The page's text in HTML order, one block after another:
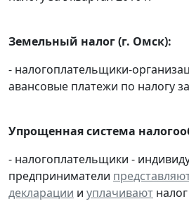
Земельный налог (г. Омск):
- налогоплательщики-
авансовые платежи по налогу
Упрощенная система
- налогоплательщики -
предприниматели
декларации и уплачивают